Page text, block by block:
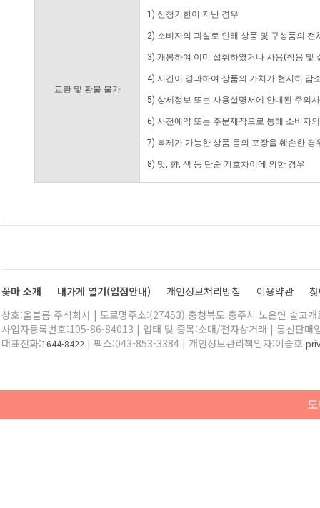
교환 및 환불 불가
1) 신청기한이 지난 경우
2) 소비자의 과실로 인해 상품 및 구성품의
3) 개봉하여 이미 섭취하였거나 사용(착용 및
4) 시간이 경과하여 상품의 가치가 현저히 감
5) 상세정보 또는 사용설명서에 안내된 주의
6) 사전예약 또는 주문제작으로 통해 소비자
7) 복제가 가능한 상품 등의 포장을 훼손한 경
8) 맛, 향, 색 등 단순 기호차이에 의한 경우
꽃마 소개 내가게 열기(입점안내) 개인정보처리방침 이용약관
상호:올블룸 주식회사 | 도로명주소:(27453) 충청북도 충주시 노은면 솔고
사업자등록번호:105-86-84013 | 업태 및 종목:소매/전자상거래 | 통신판매
대표전화:1644-8422 | 팩스:043-853-3384 | 개인정보관리책임자:이승호